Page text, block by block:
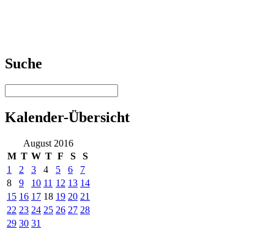
Suche
Kalender-Übersicht
August 2016
M T W T F S
S
1
2 3 4 5 6
7
8
9 10 11 12 13 14
15 16 17 18 19 20 21
22 23 24 25 26 27 28
29 30 31